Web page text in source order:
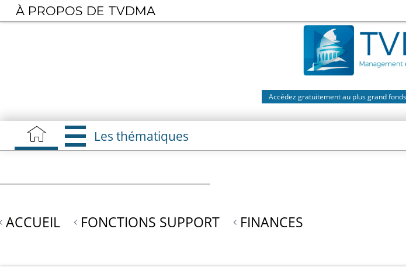
Aller
au
Accédez gratuitement au plus grand
Les thématiques
ACCUEIL FONCTIONS SUPPORT FINANCES
À PROPOS DE TVDMA